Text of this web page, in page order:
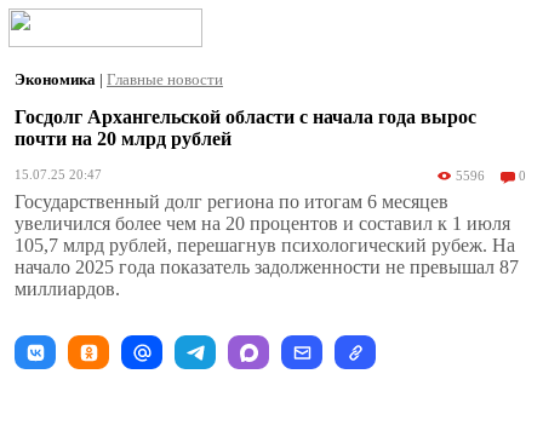
Экономика | Главные новости
Госдолг Архангельской области с начала года вырос
почти на 20 млрд рублей
15.07.25 20:47 5596 0
Государственный долг региона по итогам 6 месяцев
увеличился более чем на 20 процентов и составил к 1 июля
105,7 млрд рублей, перешагнув психологический рубеж. На
начало 2025 года показатель задолженности не превышал 87
миллиардов.